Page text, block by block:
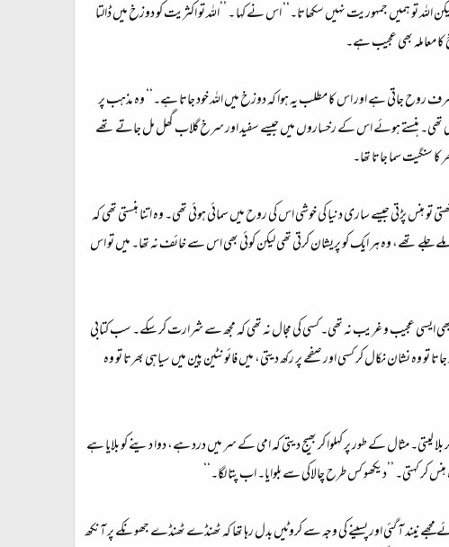
تو ہمیں جمہوریت نہیں سکھاتا۔‘‘ اس نے کہا ۔ ’’اللہ تو اکثریت کو دوزخ میں ڈالتا
معاملہ بھی عجیب ہے۔
صرف روح جاتی ہے اور اس کا مطلب یہ ہوا کہ دوزخ میں اللہ خود جاتا ہے۔‘‘ وہ مذہب پر
دلی تھی۔ ہنستے ہوئے اس کے رخساروں میں جیسے سفید اور سرخ گلاب گھل مل جاتے تھے
سنگیت سما جاتا تھا۔
ہنس پڑتی جیسے ساری دنیا کی خوشی اس کی روح میں سمائی ہوئی تھی۔ وہ اتنا ہنستی تھی کہ
تھے، وہ ہر ایک کو پریشان کرتی تھی لیکن کوئی بھی اس سے خائف نہ تھا۔ میں تو اس
بھی ایسی عجیب و غریب نہ تھی۔ کسی کی مجال نہ تھی کہ مجھ سے شرارت کر سکے۔ سب کتابی
وہ نشان نکال کر کسی اور صفحے پر رکھ دیتی، میں فائونٹین پین میں سیاہی بھرتا تو وہ
لیتی۔ مثال کے طور پر کہلوا کر بھیج دیتی کہ امی کے سر میں درد ہے، دوا دینے کو بلایا ہے
کر کہتی۔ ’’دیکھو کس طرح چالاکی سے بلوایا۔ اب پتا لگا۔‘‘
نیند آ گئی اور پسینے کی وجہ سے کروٹیں بدل رہا تھا کہ ٹھنڈے ٹھنڈے جھونکے پر آنکھ